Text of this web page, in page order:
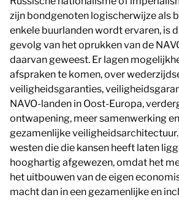
zijn bondgenoten logischerwijze als
enkele buurlanden wordt ervaren, is
gevolg van het oprukken van de
daarvan geweest. Er lagen
afspraken te komen, over
veiligheidsgaranties,
NAVO-landen in Oost-Europa,
ontwapening, meer samenwerking
gezamenlijke
westen die die kansen heeft laten
hooghartig afgewezen, omdat het
het uitbouwen van de eigen
macht dan in een gezamenlijke en